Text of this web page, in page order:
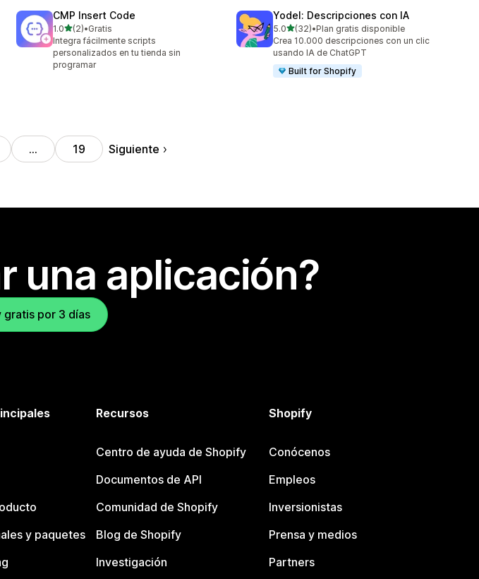
CMP Insert Code
1.0de 5 estrellas
(2)
2 reseñas en total
•Gratis
Integra fácilmente scripts
personalizados en tu tienda sin
programar
Yodel: Descripciones con IA
5.0de 5 estrellas
(32)
32 reseñas en total
•Plan gratis disponible
Crea 10.000 descripciones con un clic
usando IA de ChatGPT
Built for Shopify
… 19 Siguiente
una aplicación?
gratis por 3 días
y paquetes
Recursos
Centro de ayuda de Shopify
Documentos de API
Comunidad de Shopify
Blog de Shopify
Investigación
Shopify
Conócenos
Empleos
Inversionistas
Prensa y medios
Partners